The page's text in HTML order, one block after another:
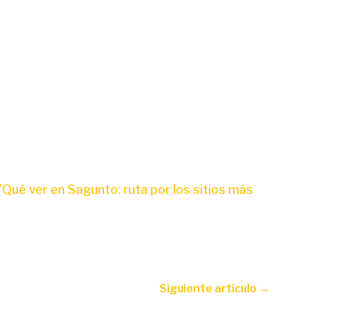
ver en Sagunto: ruta por los sitios más
Siguiente artículo →